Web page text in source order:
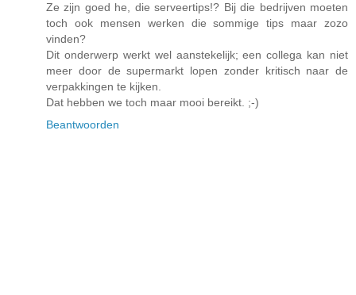
Ze zijn goed he, die serveertips!? Bij die bedrijven moeten
toch ook mensen werken die sommige tips maar zozo
vinden?
Dit onderwerp werkt wel aanstekelijk; een collega kan niet
meer door de supermarkt lopen zonder kritisch naar de
verpakkingen te kijken.
Dat hebben we toch maar mooi bereikt. ;-)
Beantwoorden